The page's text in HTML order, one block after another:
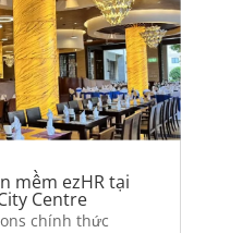
mềm ezHR tại
Centre
chính thức